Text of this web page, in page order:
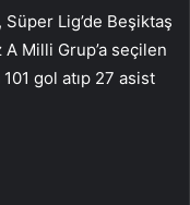
Lig’de Beşiktaş
Milli Grup’a seçilen
gol atıp 27 asist